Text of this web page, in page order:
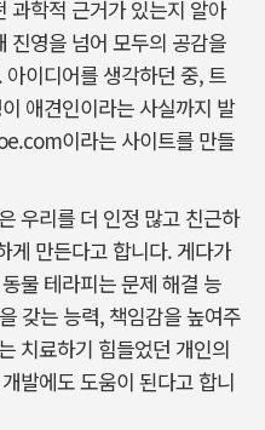
과학적 근거가 있는지 알아
진영을 넘어 모두의 공감을
이디어를 생각하던 중, 트
애견인이라는 사실까지 발
이라는 사이트를 만들
우리를 더 인정 많고 친근하
게 만든다고 합니다. 게다가
물 테라피는 문제 해결 능
갖는 능력, 책임감을 높여주
치료하기 힘들었던 개인의
발에도 도움이 된다고 합니